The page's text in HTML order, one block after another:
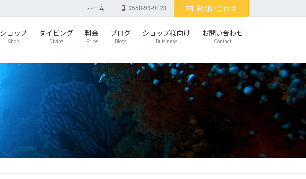
ホーム 0558-99-9123 お問い合わせ
ショップ
Shop
ダイビング
Diving
料金
Price
ブログ
Blogs
ショップ様向け
Buisiness
お問い合わせ
Contact